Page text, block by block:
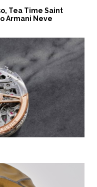
Tea Time Saint
Armani Neve